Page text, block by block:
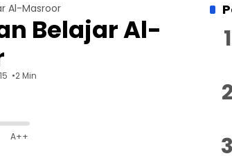
Al-Masroor
Belajar Al-
2 Min
A++